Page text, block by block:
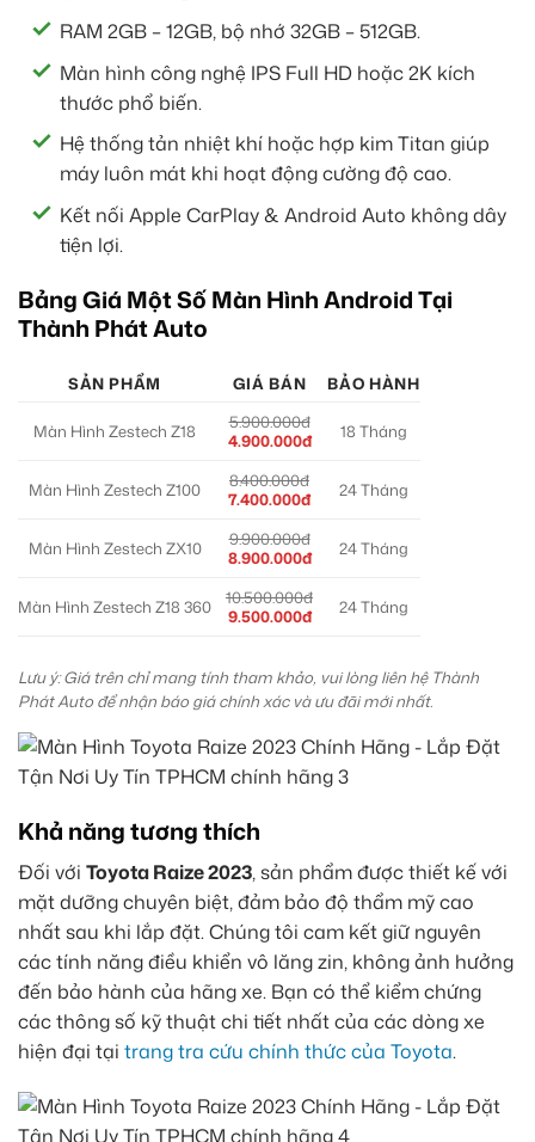
RAM 2GB – 12GB, bộ nhớ 32GB – 512GB.
Màn hình công nghệ IPS Full HD hoặc 2K kích
thước phổ biến.
Hệ thống tản nhiệt khí hoặc hợp kim Titan giúp
máy luôn mát khi hoạt động cường độ cao.
Kết nối Apple CarPlay & Android Auto không dây
tiện lợi.
Bảng Giá Một Số Màn Hình Android Tại
Thành Phát Auto
SẢN PHẨM GIÁ BÁN BẢO HÀNH
Màn Hình Zestech Z18
5.900.000đ
4.900.000đ
18 Tháng
Màn Hình Zestech Z100
8.400.000đ
7.400.000đ
24 Tháng
Màn Hình Zestech ZX10
9.900.000đ
8.900.000đ
24 Tháng
Màn Hình Zestech Z18 360
10.500.000đ
9.500.000đ
24 Tháng
Lưu ý: Giá trên chỉ mang tính tham khảo, vui lòng liên hệ Thành
Phát Auto để nhận báo giá chính xác và ưu đãi mới nhất.
Khả năng tương thích
Đối với Toyota Raize 2023, sản phẩm được thiết kế với
mặt dưỡng chuyên biệt, đảm bảo độ thẩm mỹ cao
nhất sau khi lắp đặt. Chúng tôi cam kết giữ nguyên
các tính năng điều khiển vô lăng zin, không ảnh hưởng
đến bảo hành của hãng xe. Bạn có thể kiểm chứng
các thông số kỹ thuật chi tiết nhất của các dòng xe
hiện đại tại trang tra cứu chính thức của Toyota.